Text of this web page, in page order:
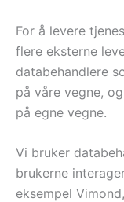
For å levere
flere eksterne
databehandlere
på våre vegne,
på egne vegne.
Vi bruker
brukerne
eksempel